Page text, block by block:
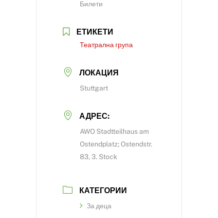
Билети
ЕТИКЕТИ
Театрална група
ЛОКАЦИЯ
Stuttgart
АДРЕС:
AWO Stadtteilhaus am
Ostendplatz; Ostendstr.
83, 3. Stock
КАТЕГОРИИ
За деца